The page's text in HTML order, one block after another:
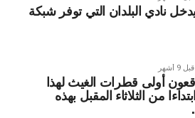
نادي البلدان التي توفر شبكة
قبل 9 أشهر
أولى قطرات الغيث لهذا
من الثلاثاء المقبل بهذه